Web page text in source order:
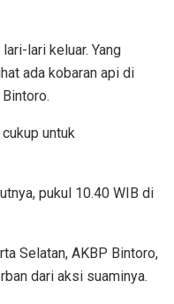
lari keluar. Yang
ada kobaran api di
untuk
pukul 10.40 WIB di
Selatan, AKBP Bintoro,
dari aksi suaminya.